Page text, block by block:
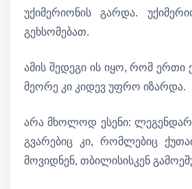
უქიმერიონის გარდა.
გეხსომებათ.
ამის შედეგი ის იყო, რომ ერთი
მეორე კი კიდევ უფრო იზარდა.
არა მხოლოდ ესენი:
გვარებიც კი, რომლებიც
მოვიდნენ, თბილისისკენ